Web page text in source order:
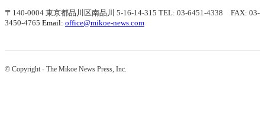
〒140-0004 東京都品川区南品川 5-16-14-315 TEL: 03-6451-4338 FAX: 03-
3450-4765 Email: office@mikoe-news.com
© Copyright - The Mikoe News Press, Inc.